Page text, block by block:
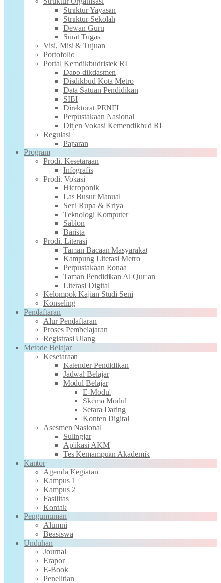
Struktur Yayasan
Struktur Sekolah
Dewan Guru
Surat Tugas
Visi, Misi & Tujuan
Portofolio
Portal Kemdikbudristek RI
Dapo dikdasmen
Disdikbud Kota Metro
Data Satuan Pendidikan
SIBI
Direktorat PENFI
Perpustakaan Nasional
Ditjen Vokasi Kemendikbud RI
Regulasi
Paparan
Program
Prodi. Kesetaraan
Infografis
Prodi. Vokasi
Hidroponik
Las Busur Manual
Seni Rupa & Kriya
Teknologi Komputer
Sablon
Barista
Prodi. Literasi
Taman Bacaan Masyarakat
Kampung Literasi Metro
Perpustakaan Ronaa
Taman Pendidikan Al Qur’an
Literasi Digital
Kelompok Kajian Studi Seni
Konseling
Pendaftaran
Alur Pendaftaran
Proses Pembelajaran
Registrasi Ulang
Metode Belajar
Kesetaraan
Kalender Pendidikan
Jadwal Belajar
Modul Belajar
E-Modul
Skema Modul
Setara Daring
Konten Digital
Asesmen Nasional
Sulingjar
Aplikasi AKM
Tes Kemampuan Akademik
Kantor
Agenda Kegiatan
Kampus 1
Kampus 2
Fasilitas
Kontak
Pengumuman
Alumni
Beasiswa
Unduhan
Journal
Erapor
E-Book
Penelitian